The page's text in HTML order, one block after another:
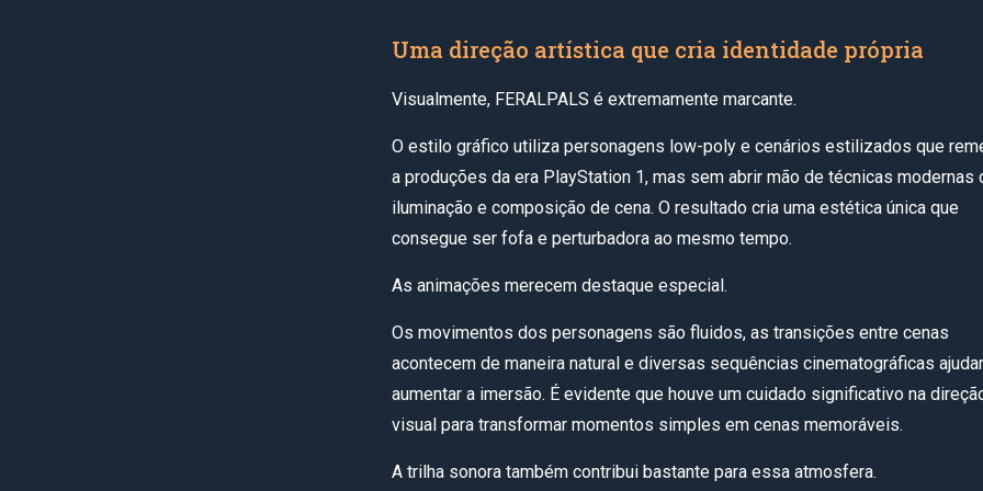
Uma direção artística que cria identidade própria
Visualmente, FERALPALS é extremamente marcante.
O estilo gráfico utiliza personagens low-poly e cenários estilizados que
a produções da era PlayStation 1, mas sem abrir mão de técnicas modernas
iluminação e composição de cena. O resultado cria uma estética única que
consegue ser fofa e perturbadora ao mesmo tempo.
As animações merecem destaque especial.
Os movimentos dos personagens são fluidos, as transições entre cenas
acontecem de maneira natural e diversas sequências cinematográficas
aumentar a imersão. É evidente que houve um cuidado significativo na
visual para transformar momentos simples em cenas memoráveis.
A trilha sonora também contribui bastante para essa atmosfera.